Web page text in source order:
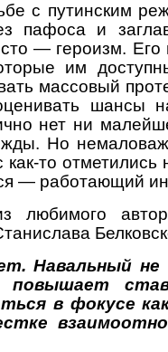
с путинским
пафоса и
— героизм. Его
им
массовый
шансы
нет ни
Но
то отметились
— работающий
любимого
Навальный не
повышает
в фокусе